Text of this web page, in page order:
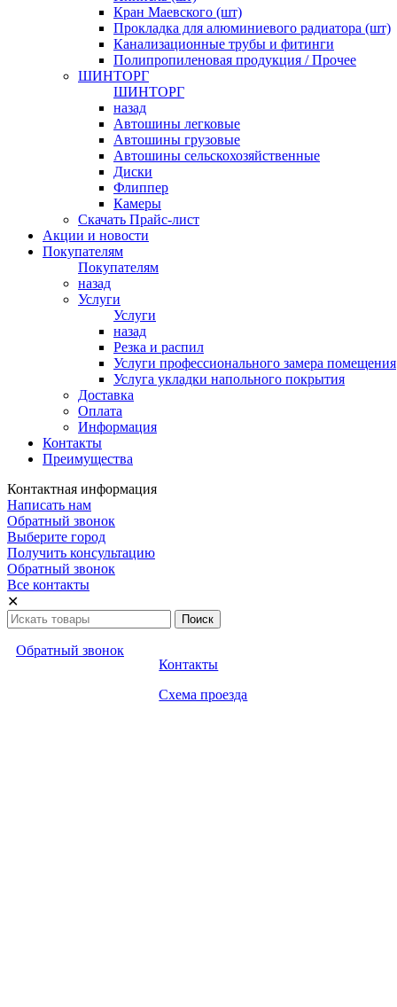
Кран Маевского (шт)
Прокладка для алюминиевого радиатора (шт)
Канализационные трубы и фитинги
Полипропиленовая продукция / Прочее
ШИНТОРГ
ШИНТОРГ
назад
Автошины легковые
Автошины грузовые
Автошины сельскохозяйственные
Диски
Флиппер
Камеры
Скачать Прайс-лист
Акции и новости
Покупателям
Покупателям
назад
Услуги
Услуги
назад
Резка и распил
Услуги профессионального замера помещения
Услуга укладки напольного покрытия
Доставка
Оплата
Информация
Контакты
Преимущества
Контактная информация
Написать нам
Обратный звонок
Выберите город
Получить консультацию
Обратный звонок
Все контакты
✕
Обратный звонок
Контакты
Схема проезда